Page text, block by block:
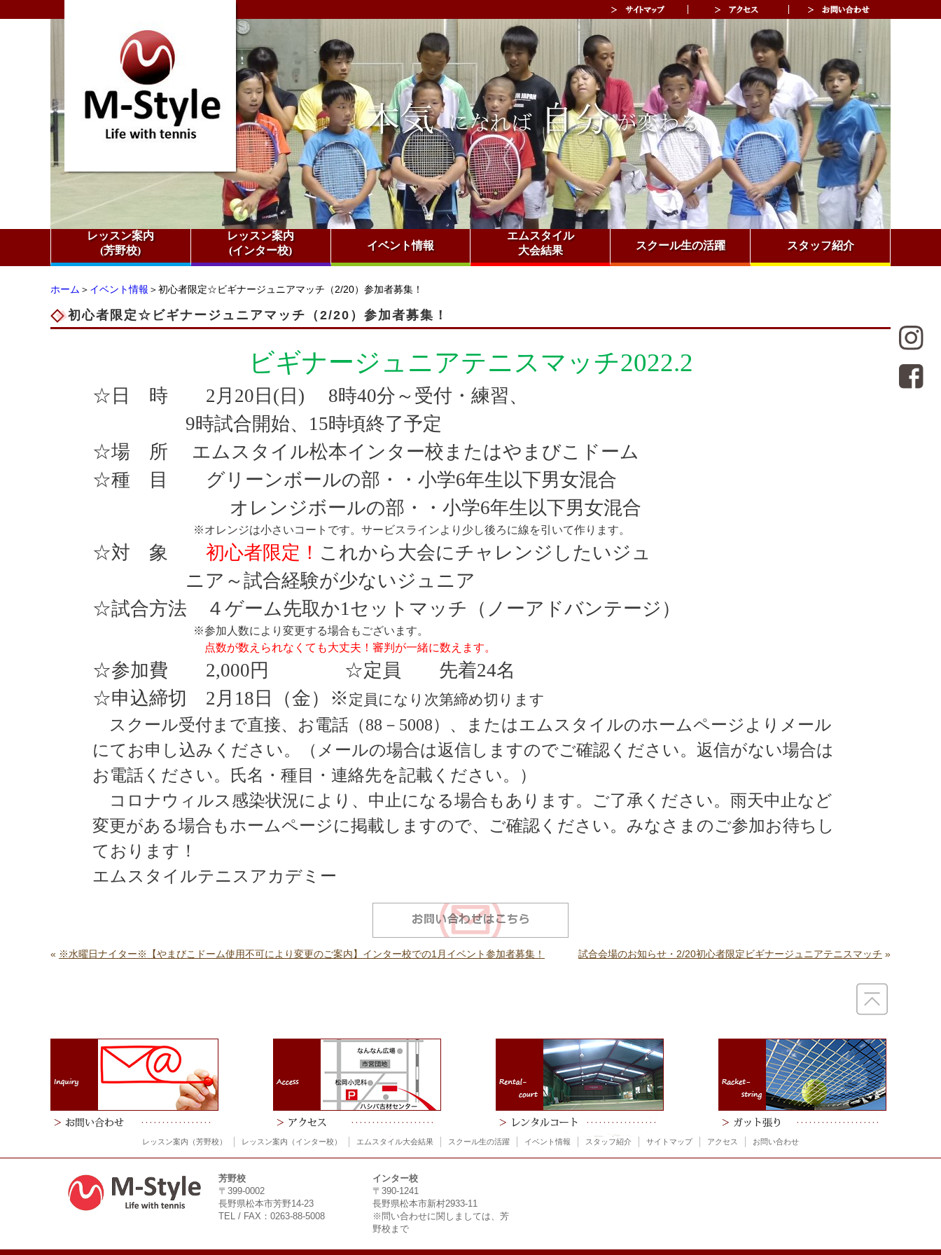
レッスン案内
(芳野校)
レッスン案内
(インター校)
イベント情報
エムスタイル
大会結果
スクール生の活躍 スタッフ紹介
ホーム ＞ イベント情報 ＞初心者限定☆ビギナージュニアマッチ（2/20）参加者募集！
初心者限定☆ビギナージュニアマッチ（2/20）参加者募集！
ビギナージュニアテニスマッチ2022.2
☆日 時 2 月 20 日 ( 日 ) 8時40分～受付・練習、
9時試合開始、 15時頃終了予定
☆場 所 エムスタイル松本インター校またはやまびこドーム
☆種 目 グリーンボールの部・・小学6年生以下男女混合
オレンジボールの部・・小学6年生以下男女混合
※オレンジは小さいコートです。サービスラインより少し後ろに線を引いて作ります。
☆対 象 初心者限定！ これから大会にチャレンジしたいジュ
ニア～試合経験が少ないジュニア
☆試合方法 ４ゲーム先取か1セットマッチ（ノーアドバンテージ）
※参加人数により変更する場合もございます。
点数が数えられなくても大丈夫！審判が一緒に数えます。
☆参加費 2,000円 ☆定員 先着24名
☆申込締切 2 月 18 日（金）※ 定員になり次第締め切ります
スクール受付まで直接、お電話（88 － 5008）、またはエムスタイルのホームページよりメール
にてお申し込みください。（メールの場合は返信しますのでご確認ください。返信がない場合は
お電話ください。氏名・種目・連絡先を記載ください。）
コロナウィルス感染状況により、中止になる場合もあります。ご了承ください。雨天中止など
変更がある場合もホームページに掲載しますので、ご確認ください。みなさまのご参加お待ちし
ております！
エムスタイルテニスアカデミー
« ※水曜日ナイター※【やまびこドーム使用不可により変更のご案内】インター校での1月イベント参加者募集！ 試合会場のお知らせ・2/20初心者限定ビギナージュニアテニスマッチ »
レッスン案内（芳野校） レッスン案内（インター校） エムスタイル大会結果 スクール生の活躍 イベント情報 スタッフ紹介 サイトマップ アクセス お問い合わせ
芳野校
〒399-0002
長野県松本市芳野14-23
TEL / FAX：0263-88-5008
インター校
〒390-1241
長野県松本市新村2933-11
※問い合わせに関しましては、芳
野校まで